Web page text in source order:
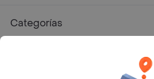
Categorías